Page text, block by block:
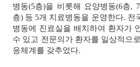
병동(5층)을 비롯해 요양병동(6층, 7
층) 등 5개 치료병동을 운영한다. 전
병동에 진료실을 배치하여 환자가
수 있고 전문의가 환자를 일상적으
응체계를 갖추었다.